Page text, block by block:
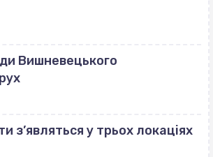
Вишневецького
з’являться у трьох локаціях